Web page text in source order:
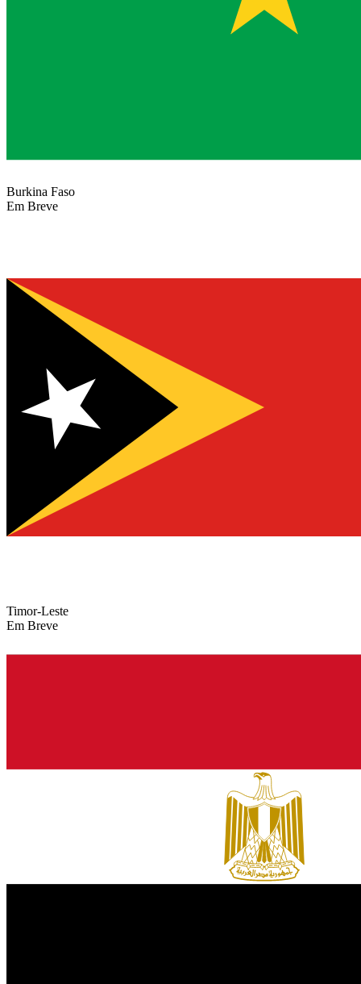
Burkina Faso
Em Breve
Timor-Leste
Em Breve